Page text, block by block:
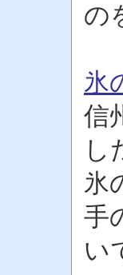
の
氷
信
し
氷
手
い